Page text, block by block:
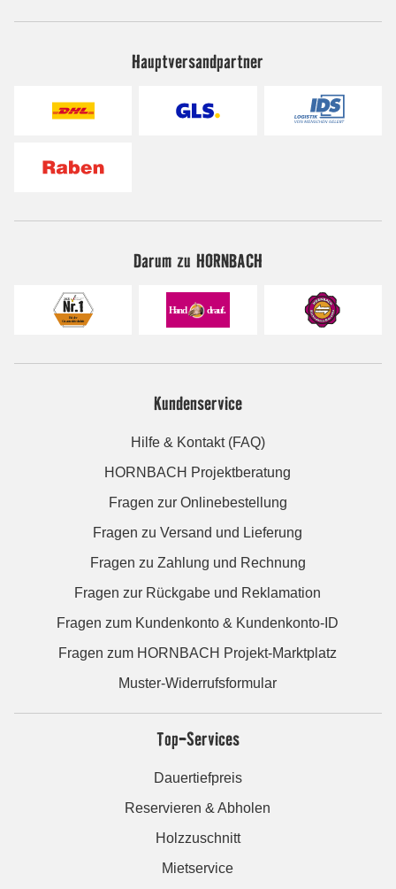
Hauptversandpartner
Darum zu HORNBACH
Kundenservice
Hilfe & Kontakt (FAQ)
HORNBACH Projektberatung
Fragen zur Onlinebestellung
Fragen zu Versand und Lieferung
Fragen zu Zahlung und Rechnung
Fragen zur Rückgabe und Reklamation
Fragen zum Kundenkonto & Kundenkonto-ID
Fragen zum HORNBACH Projekt-Marktplatz
Muster-Widerrufsformular
Top-Services
Dauertiefpreis
Reservieren & Abholen
Holzzuschnitt
Mietservice